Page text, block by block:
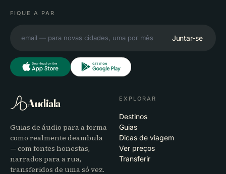
FIQUE A PAR
Juntar-se
Audiala
Guias de áudio para a forma
como realmente deambula
— com fontes honestas,
narrados para a rua,
transferidos de uma só vez.
EXPLORAR
Destinos
Guias
Dicas de viagem
Ver preços
Transferir